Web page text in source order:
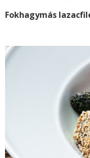
Fokhagymás